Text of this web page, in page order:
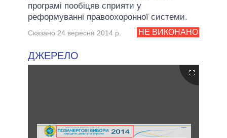
програмі пообіцяв сприяти у
реформуванні правоохоронної системи.
НЕ ВИКОНАНО
Сказано 24 вересня 2014 р.
ДЖЕРЕЛО